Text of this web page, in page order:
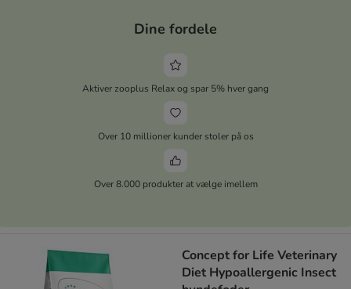
Dine fordele
Aktiver zooplus Relax og spar 5% hver gang
Over 10 millioner kunder stoler på os
Over 8.000 produkter at vælge imellem
Concept for Life Veterinary
Diet Hypoallergenic Insect